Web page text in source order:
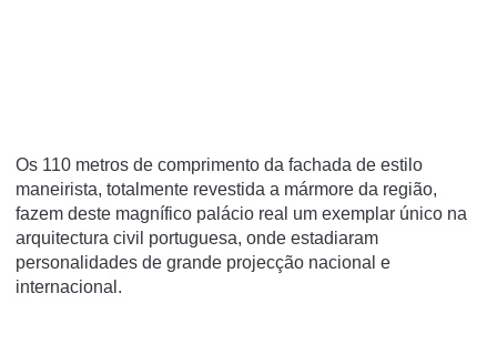
Os 110 metros de comprimento da fachada de estilo
maneirista, totalmente revestida a mármore da região,
fazem deste magnífico palácio real um exemplar único na
arquitectura civil portuguesa, onde estadiaram
personalidades de grande projecção nacional e
internacional.